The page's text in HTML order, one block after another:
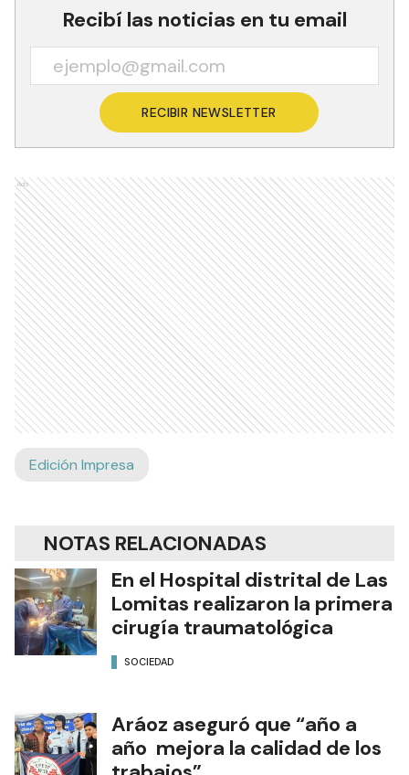
Recibí las noticias en tu email
RECIBIR NEWSLETTER
Ads
Edición Impresa
NOTAS RELACIONADAS
En el Hospital distrital de Las
Lomitas realizaron la primera
cirugía traumatológica
SOCIEDAD
Aráoz aseguró que “año a
año mejora la calidad de los